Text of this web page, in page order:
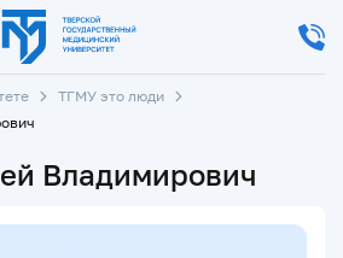
ТГМУ это люди
Владимирович